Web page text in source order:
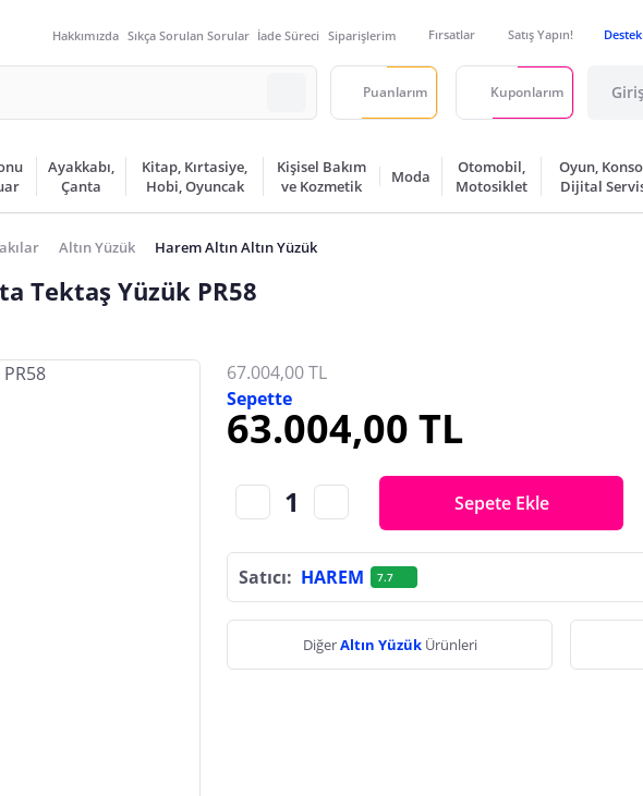
Hakkımızda Sıkça Sorulan Sorular İade Süreci Siparişlerim Fırsatlar Satış Yapın!
Puanlarım Kuponlarım
Ayakkabı,
Çanta
Kitap, Kırtasiye,
Hobi, Oyuncak
Kişisel Bakım
ve Kozmetik
Moda
Otomobil,
Motosiklet
Oyun,
Dijital
Altın Yüzük Harem Altın Altın Yüzük
Tektaş Yüzük PR58
67.004,00 TL
Sepette
63.004,00 TL
Sepete Ekle
Satıcı: HAREM 7.7
DiğerAltın Yüzük Ürünleri